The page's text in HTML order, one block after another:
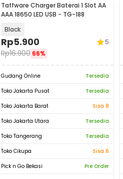
Taffware Charger Baterai 1 Slot AA
AAA 18650 LED USB - TG-188
Black
Rp5.900
Rp16.900 66%
5
Gudang Online
Tersedia
Toko Jakarta Pusat
Tersedia
Toko Jakarta Barat
Sisa 8
Toko Jakarta Utara
Tersedia
Toko Tangerang
Tersedia
Toko Cikupa
Sisa 6
Pick n Go Bekasi
Pre Order